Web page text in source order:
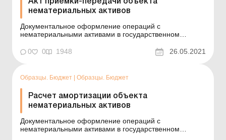
нематериальных активов
Документальное оформление операций с
нематериальными активами в государственном
средств (для субъектов государственного сектора)
Пример составления (на языке оригинала) Одеський
0 0 1948 26.05.2021
Образцы. Бюджет | Образцы. Бюджет
Расчет амортизации объекта
нематериальных активов
Документальное оформление операций с
нематериальными активами в государственном